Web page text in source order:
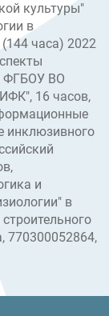
культуры"
в
часа) 2022
ФГБОУ ВО
16 часов,
инклюзивного
и
в
770300052864,